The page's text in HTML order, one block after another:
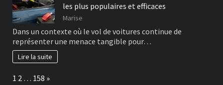
les plus populaires et efficaces
Marise
Dans un contexte où le vol de voitures continue de
représenter une menace tangible pour…
Lire la suite
Page:
1 2 … 158 Next
»